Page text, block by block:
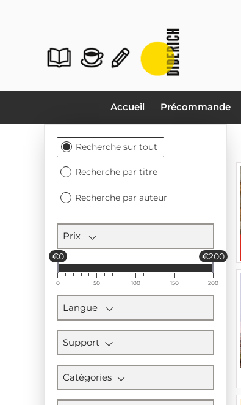
Accueil Précommande
Section
des
filtres
Recherche sur tout
Recherche par titre
Recherche par auteur
Prix
€0 €200
0 50 100 150 200
Langue
Support
Catégories